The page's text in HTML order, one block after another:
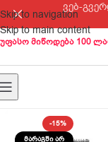
Skip to navigation
Skip to main content
ვებ-
უფასო მიწოდება 100
-15%
ᲛᲐᲠᲐᲒᲨᲘ ᲐᲠ